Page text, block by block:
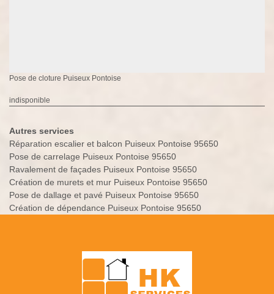
Pose de cloture Puiseux Pontoise
indisponible
Autres services
Réparation escalier et balcon Puiseux Pontoise 95650
Pose de carrelage Puiseux Pontoise 95650
Ravalement de façades Puiseux Pontoise 95650
Création de murets et mur Puiseux Pontoise 95650
Pose de dallage et pavé Puiseux Pontoise 95650
Création de dépendance Puiseux Pontoise 95650